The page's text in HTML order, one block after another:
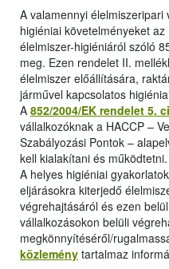
A valamennyi
higiéniai követelményeket
élelmiszer-higiéniáról szóló
meg. Ezen rendelet II.
élelmiszer előállítására,
járművel kapcsolatos
A 852/2004/EK rendelet 5.
vállalkozóknak a HACCP –
Szabályozási Pontok –
kell kialakítani és működtetni.
A helyes higiéniai
eljárásokra kiterjedő
végrehajtásáról és ezen
vállalkozásokon belüli
megkönnyítéséről/
közlemény tartalmaz